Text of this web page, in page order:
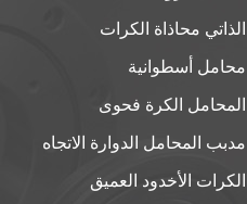
الذاتي محاذاة الكرات
محامل أسطوانية
المحامل الكرة فحوى
مدبب المحامل الدوارة الاتجاه
الكرات الأخدود العميق